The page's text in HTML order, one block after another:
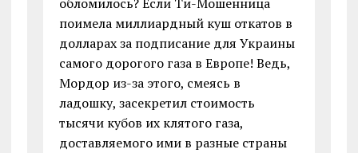
поимела миллиардный куш откатов в
долларах за подписание для Украины
самого дорогого газа в Европе! Ведь,
Мордор из-за этого, смеясь в
ладошку, засекретил стоимость
тысячи кубов их клятого газа,
доставляемого ими в разные страны